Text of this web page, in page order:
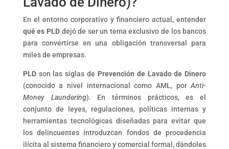
En el entorno corporativo y financiero actual, entender
qué es PLDdejó de ser un tema exclusivo de los bancos
para convertirse en una obligación transversal para
miles de empresas.
PLDson las siglas de Prevención de Lavado de Dinero
(conocido a nivel internacional como AML, porAnti-
Money Laundering). En términos prácticos, es el
conjunto de leyes, regulaciones, políticas internas y
herramientas tecnológicas diseñadas para evitar que
los delincuentes introduzcan fondos de procedencia
ilícita al sistema financiero y comercial formal, dándoles